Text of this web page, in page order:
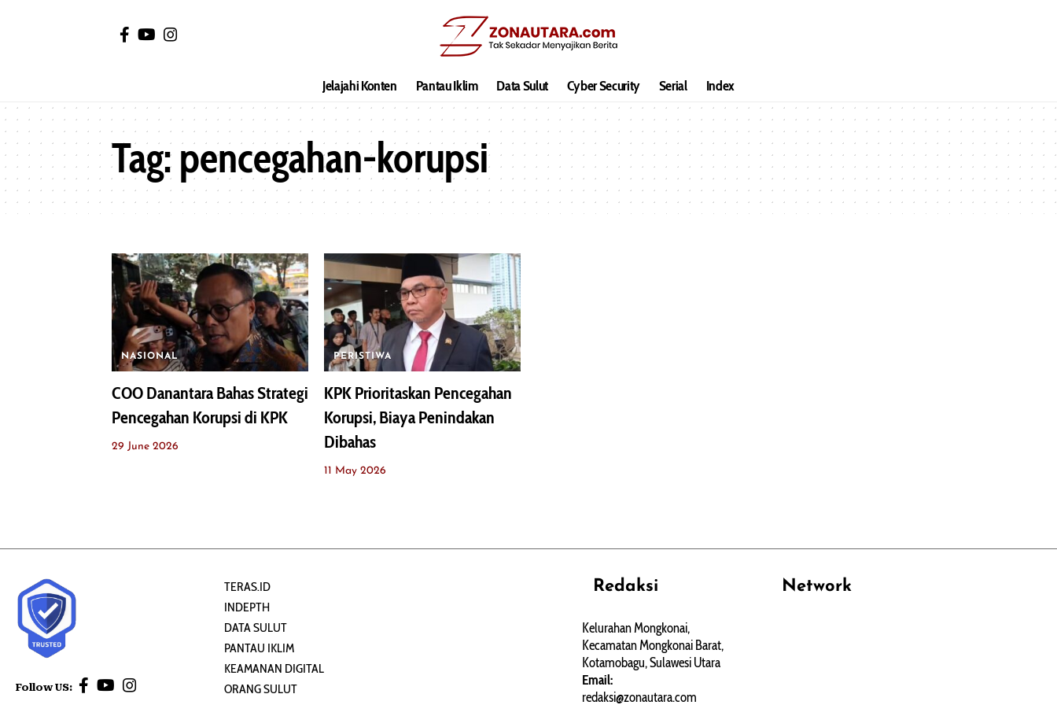
Jelajahi Konten Pantau Iklim Data Sulut Cyber Security Serial Index
Tag:pencegahan-korupsi
NASIONAL
COO Danantara Bahas Strategi
Pencegahan Korupsi di KPK
29 June 2026
PERISTIWA
KPK Prioritaskan Pencegahan
Korupsi, Biaya Penindakan
Dibahas
11 May 2026
Follow US:
TERAS.ID
INDEPTH
DATA SULUT
PANTAU IKLIM
KEAMANAN DIGITAL
ORANG SULUT
Redaksi
Kelurahan Mongkonai,
Kecamatan Mongkonai Barat,
Kotamobagu, Sulawesi Utara
Email:
redaksi@zonautara.com
Network